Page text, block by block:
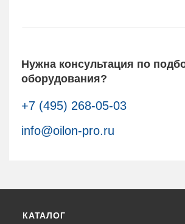
Нужна консультация по
оборудования?
+7 (495) 268-05-03
info@oilon-pro.ru
КАТАЛОГ